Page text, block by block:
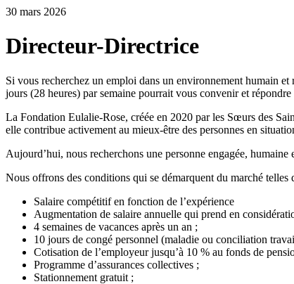
30 mars 2026
Directeur-Directrice
Si vous recherchez un emploi dans un environnement humain
jours (28 heures) par semaine pourrait vous convenir et répondre
La Fondation Eulalie-Rose, créée en 2020 par les Sœurs des
elle contribue activement au mieux-être des personnes en
Aujourd’hui, nous recherchons une personne engagée,
Nous offrons des conditions qui se démarquent du marché telles
Salaire compétitif en fonction de l’expérience
Augmentation de salaire annuelle qui prend en
4 semaines de vacances après un an ;
10 jours de congé personnel (maladie ou conciliation
Cotisation de l’employeur jusqu’à 10 % au fonds de
Programme d’assurances collectives ;
Stationnement gratuit ;